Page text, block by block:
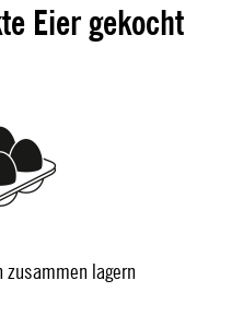
Eier gekocht
zusammen lagern